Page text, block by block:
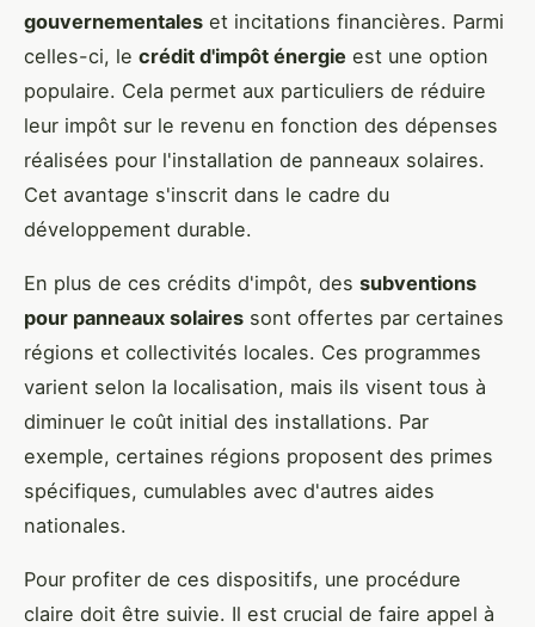
gouvernementales et incitations financières. Parmi
celles-ci, le crédit d'impôt énergie est une option
populaire. Cela permet aux particuliers de réduire
leur impôt sur le revenu en fonction des dépenses
réalisées pour l'installation de panneaux solaires.
Cet avantage s'inscrit dans le cadre du
développement durable.
En plus de ces crédits d'impôt, des subventions
pour panneaux solaires sont offertes par certaines
régions et collectivités locales. Ces programmes
varient selon la localisation, mais ils visent tous à
diminuer le coût initial des installations. Par
exemple, certaines régions proposent des primes
spécifiques, cumulables avec d'autres aides
nationales.
Pour profiter de ces dispositifs, une procédure
claire doit être suivie. Il est crucial de faire appel à